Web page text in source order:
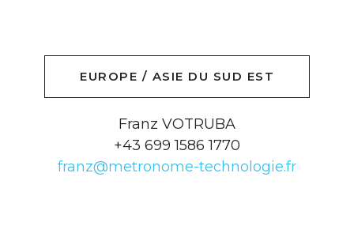
EUROPE / ASIE DU SUD EST
Franz VOTRUBA
+43 699 1586 1770
franz@metronome-technologie.fr